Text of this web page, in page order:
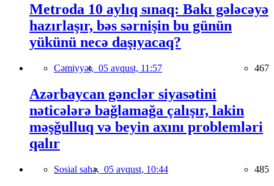
Metroda 10 aylıq sınaq: Bakı gələcəyə
hazırlaşır, bəs sərnişin bu günün
yükünü necə daşıyacaq?
Cəmiyyət, 05 avqust, 11:57 467
Azərbaycan gənclər siyasətini
nəticələrə bağlamağa çalışır, lakin
məşğulluq və beyin axını problemləri
qalır
Sosial sahə, 05 avqust, 10:44 485